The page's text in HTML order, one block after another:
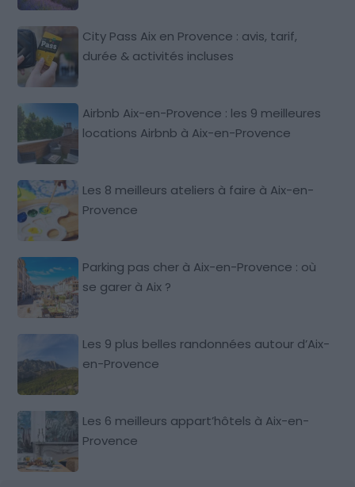
City Pass Aix en Provence : avis, tarif,
durée & activités incluses
Airbnb Aix-en-Provence : les 9 meilleures
locations Airbnb à Aix-en-Provence
Les 8 meilleurs ateliers à faire à Aix-en-
Provence
Parking pas cher à Aix-en-Provence : où
se garer à Aix ?
Les 9 plus belles randonnées autour d’Aix-
en-Provence
Les 6 meilleurs appart’hôtels à Aix-en-
Provence